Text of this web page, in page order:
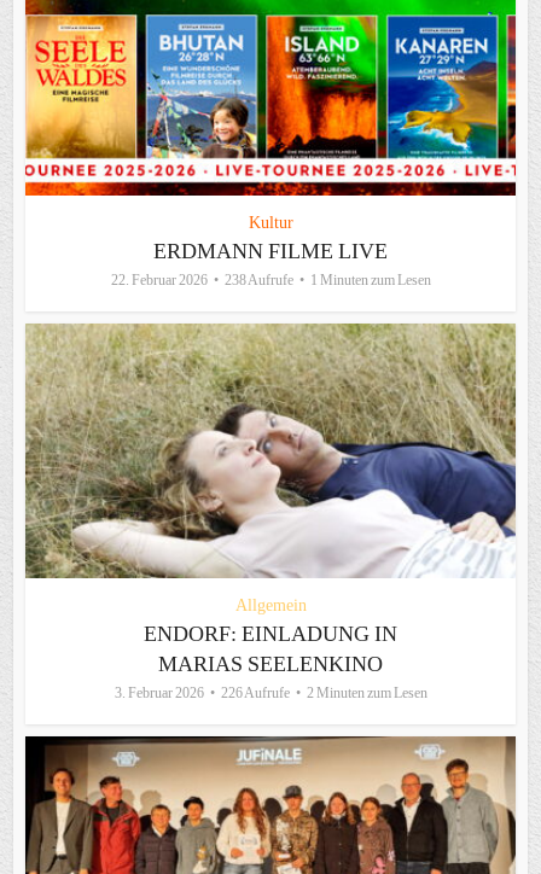
Kultur
ERDMANN FILME LIVE
22. Februar 2026 238 Aufrufe 1 Minuten zum Lesen
Allgemein
ENDORF: EINLADUNG IN
MARIAS SEELENKINO
3. Februar 2026 226 Aufrufe 2 Minuten zum Lesen